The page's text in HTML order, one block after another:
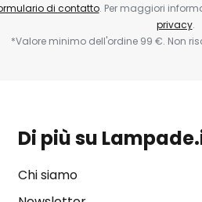
di contatto. Per maggiori
privacy.
*Valore minimo dell'ordine 99 €. Non
Di più su
Chi siamo